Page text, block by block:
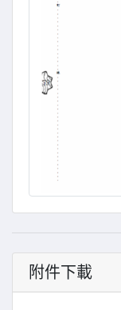
附件下載